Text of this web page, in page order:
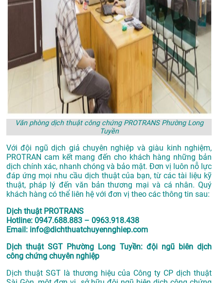
Văn phòng dịch thuật công chứng PROTRANS Phường Long
Tuyền
Với đội ngũ dịch giả chuyên nghiệp và giàu kinh nghiệm,
PROTRAN cam kết mang đến cho khách hàng những bản
dịch chính xác, nhanh chóng và bảo mật. Đơn vị luôn nỗ lực
đáp ứng mọi nhu cầu dịch thuật của bạn, từ các tài liệu kỹ
thuật, pháp lý đến văn bản thương mại và cá nhân. Quý
khách hàng có thể liên hệ với đơn vị theo các thông tin sau:
Dịch thuật PROTRANS
Hotline: 0947.688.883 – 0963.918.438
Email: info@dichthuatchuyennghiep.com
Dịch thuật SGT Phường Long Tuyền: đội ngũ biên dịch
công chứng chuyên nghiệp
Dịch thuật SGT là thương hiệu của Công ty CP dịch thuật